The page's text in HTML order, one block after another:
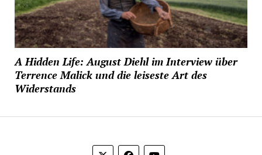
A Hidden Life: August Diehl im Interview über
Terrence Malick und die leiseste Art des
Widerstands